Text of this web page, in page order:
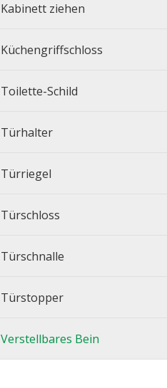
Kabinett ziehen
Küchengriffschloss
Toilette-Schild
Türhalter
Türriegel
Türschloss
Türschnalle
Türstopper
Verstellbares Bein